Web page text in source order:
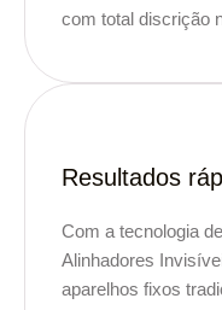
com total discrição
Resultados
Com a tecnologia
Alinhadores
aparelhos fixos